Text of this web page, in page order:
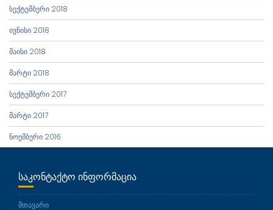
სექტემბერი 2018
ივნისი 2018
მაისი 2018
მარტი 2018
სექტემბერი 2017
მარტი 2017
ნოემბერი 2016
ᲡᲐᲙᲝᲜᲢᲐᲥᲢᲝ ᲘᲜᲤᲝᲠᲛᲐᲪᲘᲐ
მთავარი